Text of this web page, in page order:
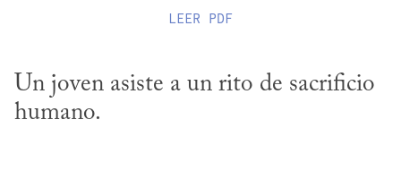
LEER PDF
Un joven asiste a un rito de sacrificio
humano.